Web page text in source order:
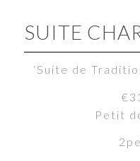
SUITE
‘Suite de
Petit